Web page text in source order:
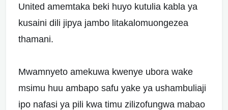
United amemtaka beki huyo kutulia kabla ya
kusaini dili jipya jambo litakalomuongezea
thamani.
Mwamnyeto amekuwa kwenye ubora wake
msimu huu ambapo safu yake ya ushambuliaji
ipo nafasi ya pili kwa timu zilizofungwa mabao